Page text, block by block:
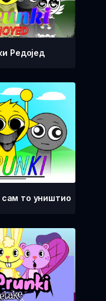
Редоjед
сам то уништио